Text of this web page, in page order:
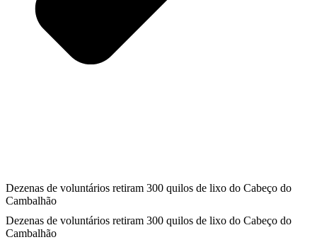
Dezenas de voluntários retiram 300 quilos de lixo do Cabeço do
Cambalhão
Dezenas de voluntários retiram 300 quilos de lixo do Cabeço do
Cambalhão